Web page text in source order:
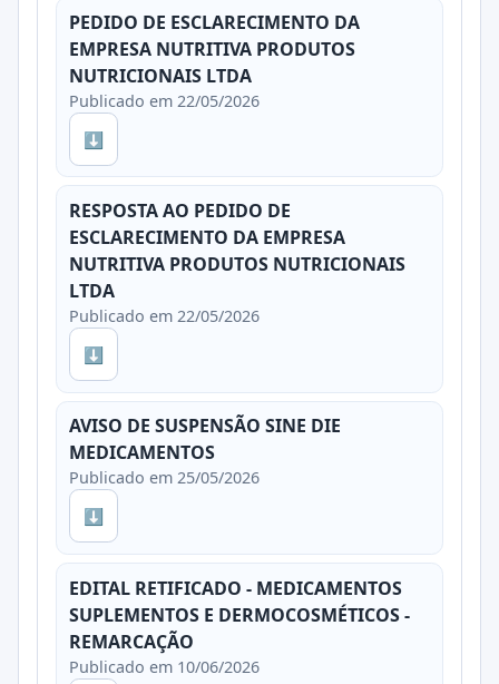
PEDIDO DE ESCLARECIMENTO DA
EMPRESA NUTRITIVA PRODUTOS
NUTRICIONAIS LTDA
Publicado em 22/05/2026
⬇
RESPOSTA AO PEDIDO DE
ESCLARECIMENTO DA EMPRESA
NUTRITIVA PRODUTOS NUTRICIONAIS
LTDA
Publicado em 22/05/2026
⬇
AVISO DE SUSPENSÃO SINE DIE
MEDICAMENTOS
Publicado em 25/05/2026
⬇
EDITAL RETIFICADO - MEDICAMENTOS
SUPLEMENTOS E DERMOCOSMÉTICOS -
REMARCAÇÃO
Publicado em 10/06/2026